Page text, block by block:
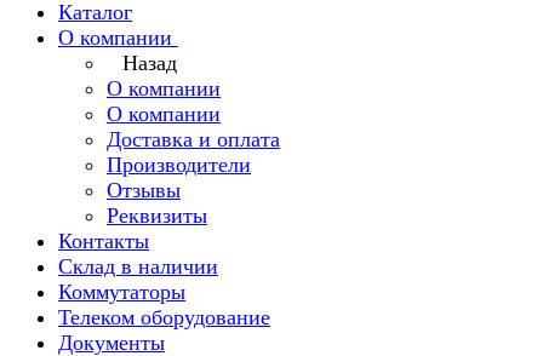
Каталог
О компании
Назад
О компании
О компании
Доставка и оплата
Производители
Отзывы
Реквизиты
Контакты
Склад в наличии
Коммутаторы
Телеком оборудование
Документы